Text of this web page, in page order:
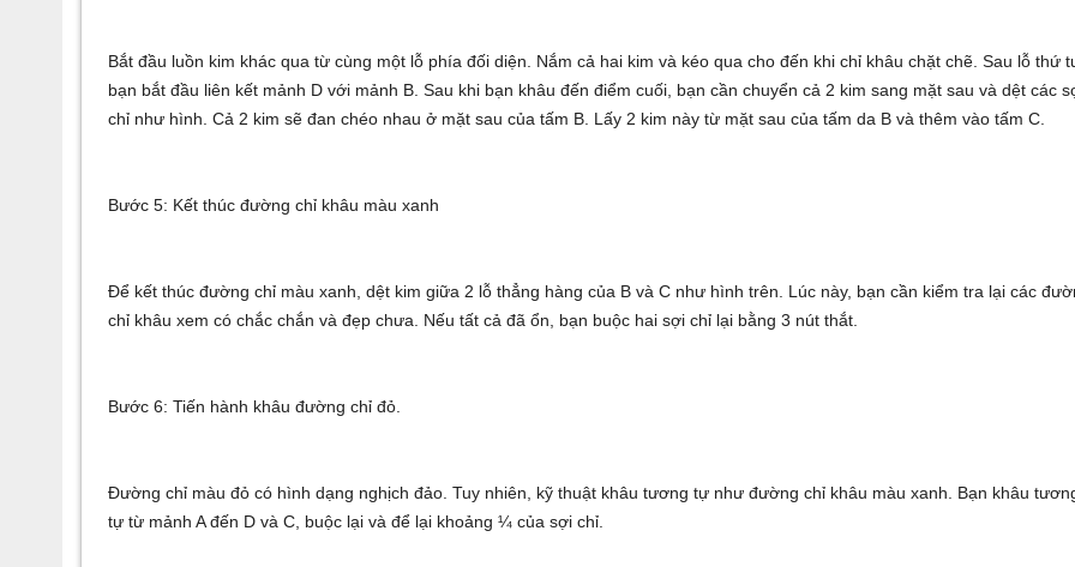
Bắt đầu luồn kim khác qua từ cùng một lỗ phía đối diện. Nắm cả hai kim và kéo qua cho đến khi chỉ khâu chặt chẽ. Sau lỗ thứ
bạn bắt đầu liên kết mảnh D với mảnh B. Sau khi bạn khâu đến điểm cuối, bạn cần chuyển cả 2 kim sang mặt sau và dệt các
chỉ như hình. Cả 2 kim sẽ đan chéo nhau ở mặt sau của tấm B. Lấy 2 kim này từ mặt sau của tấm da B và thêm vào tấm C.
Bước 5: Kết thúc đường chỉ khâu màu xanh
Để kết thúc đường chỉ màu xanh, dệt kim giữa 2 lỗ thẳng hàng của B và C như hình trên. Lúc này, bạn cần kiểm tra lại các
chỉ khâu xem có chắc chắn và đẹp chưa. Nếu tất cả đã ổn, bạn buộc hai sợi chỉ lại bằng 3 nút thắt.
Bước 6: Tiến hành khâu đường chỉ đỏ.
Đường chỉ màu đỏ có hình dạng nghịch đảo. Tuy nhiên, kỹ thuật khâu tương tự như đường chỉ khâu màu xanh. Bạn khâu
tự từ mảnh A đến D và C, buộc lại và để lại khoảng ¼ của sợi chỉ.